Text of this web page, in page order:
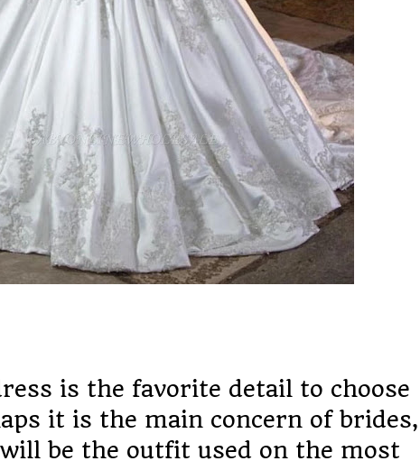
is the favorite detail to choose
it is the main concern of brides,
be the outfit used on the most